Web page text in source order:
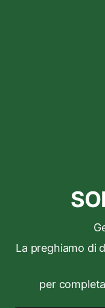
La preghiamo di
per